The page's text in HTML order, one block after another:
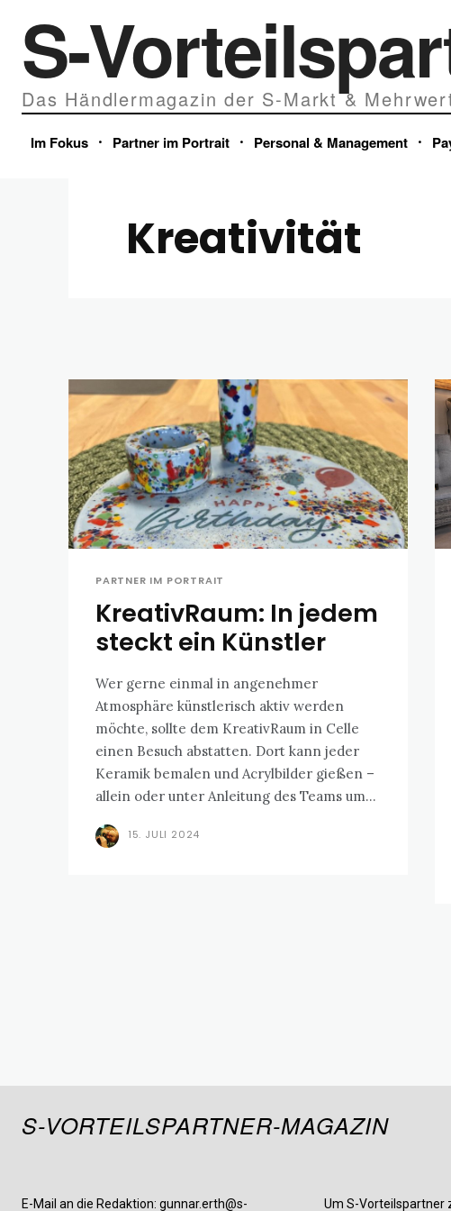
S-
Das Händlermagazin der S-Markt &
Im Fokus Partner im Portrait Personal & Management
Kreativität
PARTNER IM PORTRAIT
KreativRaum: In jedem
steckt ein Künstler
Wer gerne einmal in angenehmer
Atmosphäre künstlerisch aktiv werden
möchte, sollte dem KreativRaum in Celle
einen Besuch abstatten. Dort kann jeder
Keramik bemalen und Acrylbilder gießen –
allein oder unter Anleitung des Teams um...
15. JULI 2024
S-VORTEILSPARTNER-MAGAZIN
E-Mail an die Redaktion: gunnar.erth@s- Um S-Vorteilspartner